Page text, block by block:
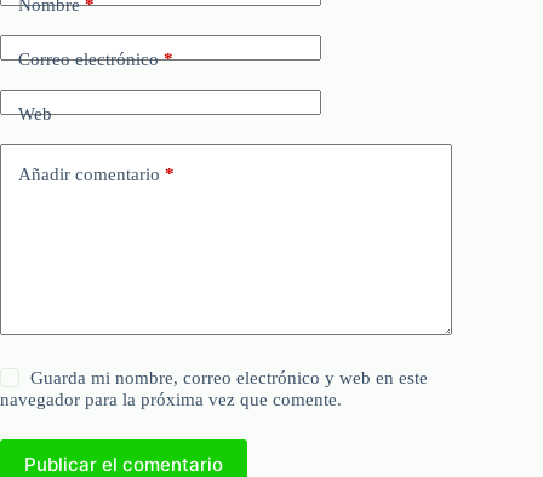
Nombre*
Correo electrónico*
Web
Añadir comentario *
Guarda mi nombre, correo electrónico y web en este
navegador para la próxima vez que comente.
Publicar el comentario